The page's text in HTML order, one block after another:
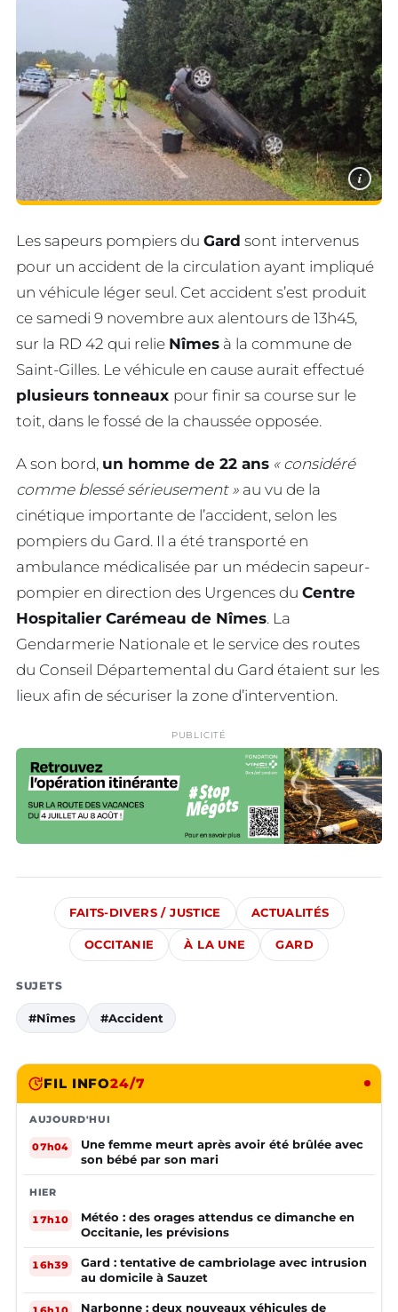
i
Les sapeurs pompiers du Gard sont intervenus
pour un accident de la circulation ayant impliqué
un véhicule léger seul. Cet accident s’est produit
ce samedi 9 novembre aux alentours de 13h45,
sur la RD 42 qui relie Nîmes à la commune de
Saint-Gilles. Le véhicule en cause aurait effectué
plusieurs tonneaux pour finir sa course sur le
toit, dans le fossé de la chaussée opposée.
A son bord, un homme de 22 ans « considéré
comme blessé sérieusement » au vu de la
cinétique importante de l’accident, selon les
pompiers du Gard. Il a été transporté en
ambulance médicalisée par un médecin sapeur-
pompier en direction des Urgences du Centre
Hospitalier Carémeau de Nîmes. La
Gendarmerie Nationale et le service des routes
du Conseil Départemental du Gard étaient sur les
lieux afin de sécuriser la zone d’intervention.
PUBLICITÉ
FAITS-DIVERS / JUSTICE ACTUALITÉS
OCCITANIE À LA UNE GARD
SUJETS
#Nîmes #Accident
FIL INFO24/7
AUJOURD'HUI
07h04
Une femme meurt après avoir été brûlée avec
son bébé par son mari
HIER
17h10
Météo : des orages attendus ce dimanche en
Occitanie, les prévisions
16h39
Gard : tentative de cambriolage avec intrusion
au domicile à Sauzet
Narbonne : deux nouveaux véhicules de